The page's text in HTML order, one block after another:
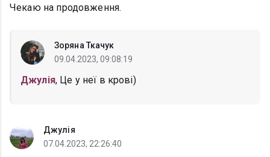
Чекаю на продовження.
Зоряна Ткачук
09.04.2023, 09:08:19
Джулія, Це у неї в крові)
Джулія
07.04.2023, 22:26:40